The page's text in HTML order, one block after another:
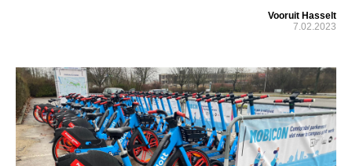
Vooruit Hasselt
7.02.2023